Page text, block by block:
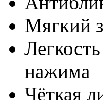
Мягкий
нажима
Чёткая